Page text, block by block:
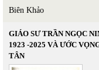
Biên Khảo
GIÁO SƯ TRẦN NGỌC
1923 -2025 VÀ ƯỚC
TÂN